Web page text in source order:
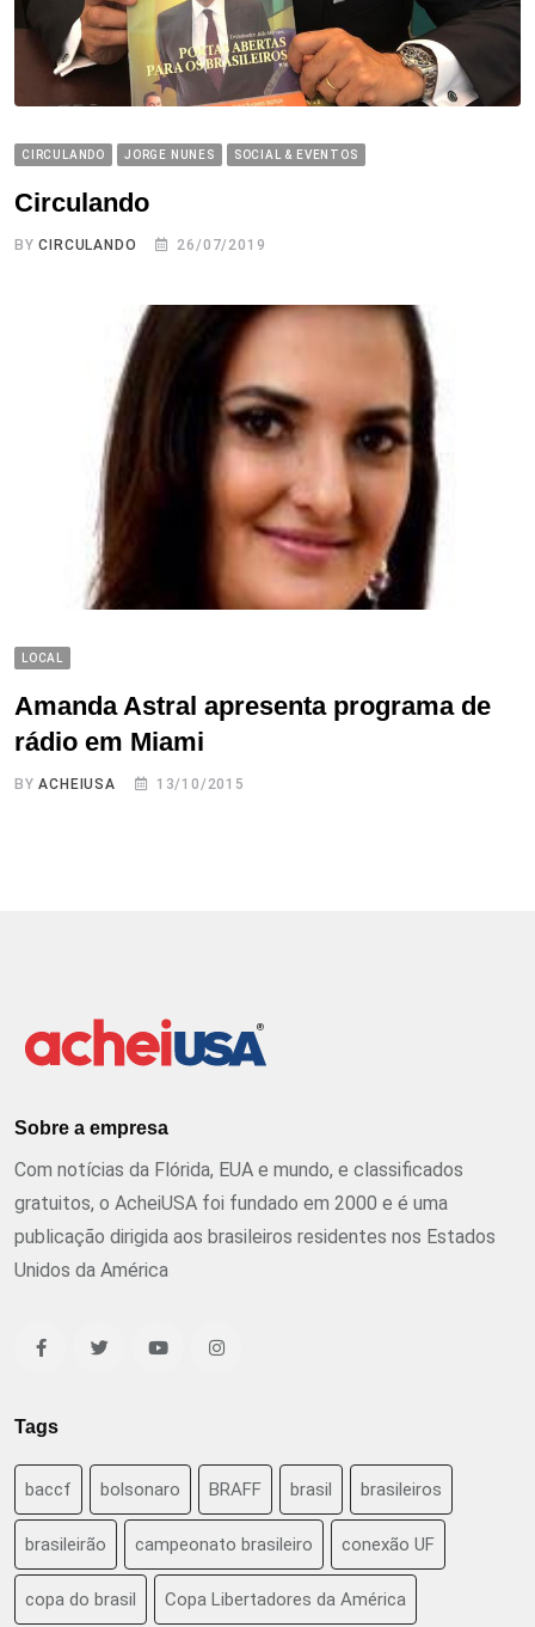
CIRCULANDO JORGE NUNES SOCIAL & EVENTOS
Circulando
BYCIRCULANDO 26/07/2019
LOCAL
Amanda Astral apresenta programa de
rádio em Miami
BYACHEIUSA 13/10/2015
Sobre a empresa
Com notícias da Flórida, EUA e mundo, e classificados
gratuitos, o AcheiUSA foi fundado em 2000 e é uma
publicação dirigida aos brasileiros residentes nos Estados
Unidos da América
Tags
baccf bolsonaro BRAFF brasil brasileiros
brasileirão campeonato brasileiro conexão UF
copa do brasil Copa Libertadores da América